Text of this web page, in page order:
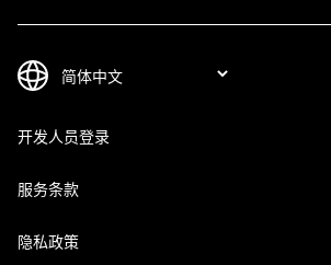
开发人员登录
服务条款
隐私政策